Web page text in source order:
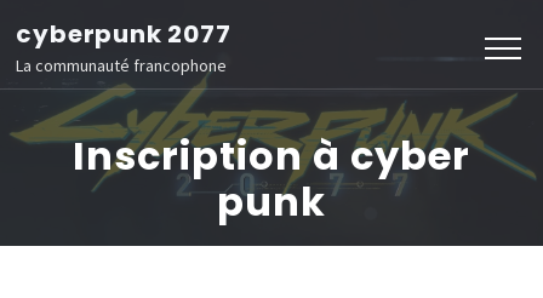
au
contenu
(Pressez
cyberpunk 2077
La communauté francophone
Inscription à cyber
punk